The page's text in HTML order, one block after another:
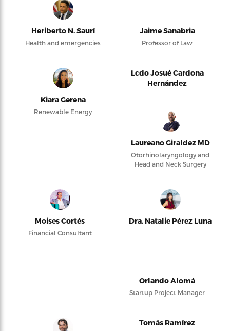
Heriberto N. Saurí
Health and emergencies
Jaime Sanabria
Professor of Law
Kiara Gerena
Renewable Energy
Lcdo Josué Cardona
Hernández
Laureano Giraldez MD
Otorhinolaryngology and
Head and Neck Surgery
Moises Cortés
Financial Consultant
Dra. Natalie Pérez Luna
Orlando Alomá
Startup Project Manager
Tomás Ramírez